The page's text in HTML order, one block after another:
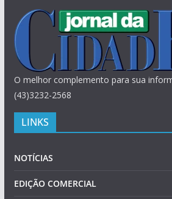
O melhor complemento para sua
(43)3232-2568
LINKS
NOTÍCIAS
EDIÇÃO COMERCIAL